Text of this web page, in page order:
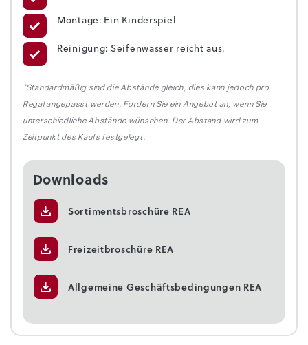
Montage: Ein Kinderspiel
Reinigung: Seifenwasser reicht aus.
*Standardmäßig sind die Abstände gleich, dies kann jedoch pro
Regal angepasst werden. Fordern Sie ein Angebot an, wenn Sie
unterschiedliche Abstände wünschen. Der Abstand wird zum
Zeitpunkt des Kaufs festgelegt.
Downloads
Sortimentsbroschüre REA
Freizeitbroschüre REA
Allgemeine Geschäftsbedingungen REA